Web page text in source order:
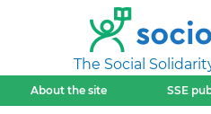
The Social
About the site SSE